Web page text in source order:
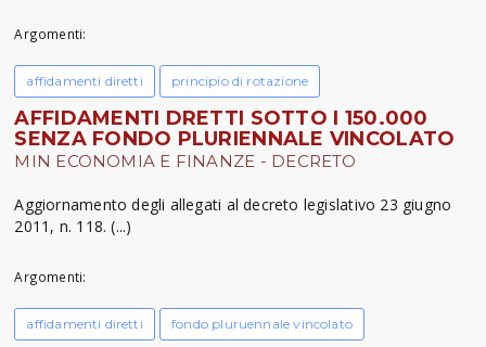
Argomenti:
affidamenti diretti principio di rotazione
AFFIDAMENTI DRETTI SOTTO I 150.000
SENZA FONDO PLURIENNALE VINCOLATO
MIN ECONOMIA E FINANZE - DECRETO
Aggiornamento degli allegati al decreto legislativo 23 giugno
2011, n. 118. (...)
Argomenti:
affidamenti diretti fondo pluruennale vincolato